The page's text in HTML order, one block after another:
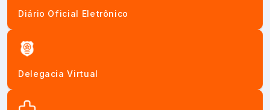
Diário Oficial Eletrônico
Delegacia Virtual